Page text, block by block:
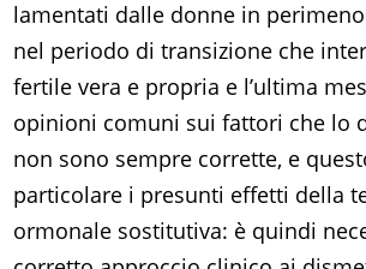
lamentati dalle donne in
nel periodo di transizione che
fertile vera e propria e l’ultima
opinioni comuni sui fattori che lo
non sono sempre corrette, e
particolare i presunti effetti della
ormonale sostitutiva: è quindi